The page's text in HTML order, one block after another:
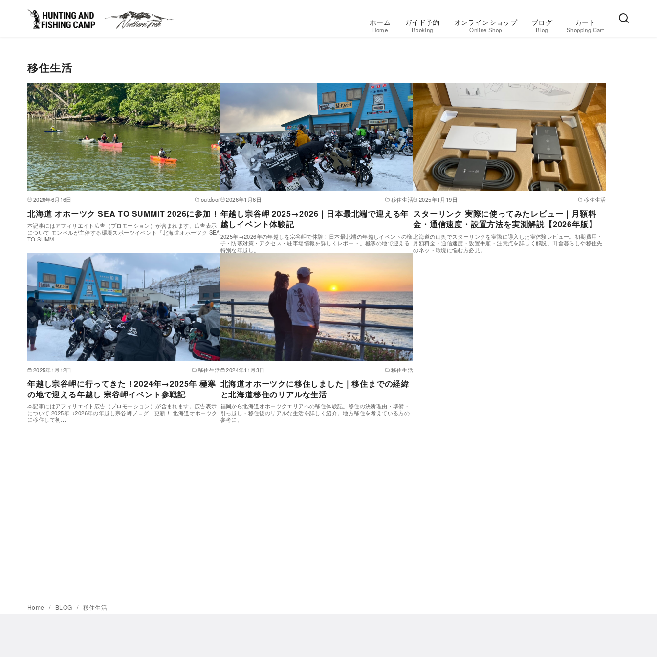
ホーム
Home
ガイド予約
Booking
オンラインショップ
Online Shop
ブログ
Blog
カート
Shopping Cart
移住生活
2026年6月16日 outdoor
北海道 オホーツク SEA TO SUMMIT 2026に参加！
本記事にはアフィリエイト広告（プロモーション）が含まれます。広告表示
について モンベルが主催する環境スポーツイベント「北海道オホーツク SEA
TO SUMM…
2026年1月6日 移住生活
年越し宗谷岬 2025→2026｜日本最北端で迎える年
越しイベント体験記
2025年→2026年の年越しを宗谷岬で体験！日本最北端の年越しイベントの様
子・防寒対策・アクセス・駐車場情報を詳しくレポート。極寒の地で迎える
特別な年越し。
2025年1月19日 移住生活
スターリンク 実際に使ってみたレビュー｜月額料
金・通信速度・設置方法を実測解説【2026年版】
北海道の山奥でスターリンクを実際に導入した実体験レビュー。初期費用・
月額料金・通信速度・設置手順・注意点を詳しく解説。田舎暮らしや移住先
のネット環境に悩む方必見。
2025年1月12日 移住生活
年越し宗谷岬に行ってきた！2024年→2025年 極寒
の地で迎える年越し 宗谷岬イベント参戦記
本記事にはアフィリエイト広告（プロモーション）が含まれます。広告表示
について 2025年→2026年の年越し宗谷岬ブログ 更新！ 北海道オホーツク
に移住して初…
2024年11月3日 移住生活
北海道オホーツクに移住しました｜移住までの経緯
と北海道移住のリアルな生活
福岡から北海道オホーツクエリアへの移住体験記。移住の決断理由・準備・
引っ越し・移住後のリアルな生活を詳しく紹介。地方移住を考えている方の
参考に。
Home BLOG 移住生活